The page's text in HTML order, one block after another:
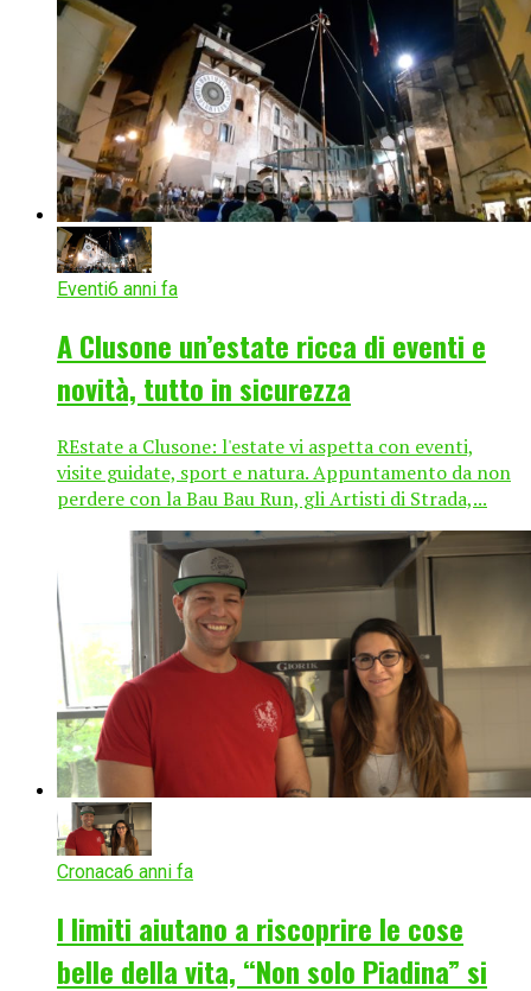
Eventi6 anni fa
A Clusone un’estate ricca di eventi e
novità, tutto in sicurezza
REstate a Clusone: l'estate vi aspetta con eventi,
visite guidate, sport e natura. Appuntamento da non
perdere con la Bau Bau Run, gli Artisti di Strada,...
Cronaca6 anni fa
I limiti aiutano a riscoprire le cose
belle della vita, “Non solo Piadina” si